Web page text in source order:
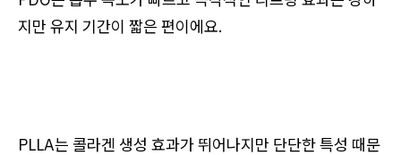
지만 유지 기간이 짧은 편이에요.
PLLA는 콜라겐 생성 효과가 뛰어나지만 단단한 특성 때문